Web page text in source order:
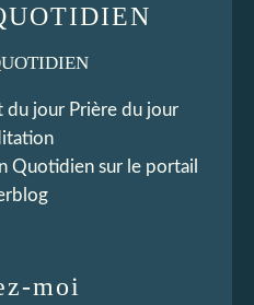
du jour Prière du jour
Quotidiensur le portail
moi